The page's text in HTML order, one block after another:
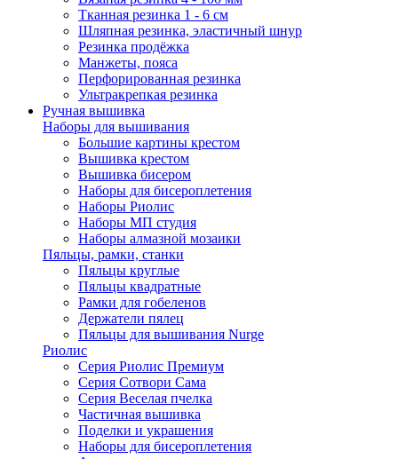
Тканная резинка 1 - 6 см
Шляпная резинка, эластичный шнур
Резинка продёжка
Манжеты, пояса
Перфорированная резинка
Ультракрепкая резинка
Ручная вышивка
Наборы для вышивания
Большие картины крестом
Вышивка крестом
Вышивка бисером
Наборы для бисероплетения
Наборы Риолис
Наборы МП студия
Наборы алмазной мозаики
Пяльцы, рамки, станки
Пяльцы круглые
Пяльцы квадратные
Рамки для гобеленов
Держатели пялец
Пяльцы для вышивания Nurge
Риолис
Серия Риолис Премиум
Серия Сотвори Сама
Серия Веселая пчелка
Частичная вышивка
Поделки и украшения
Наборы для бисероплетения